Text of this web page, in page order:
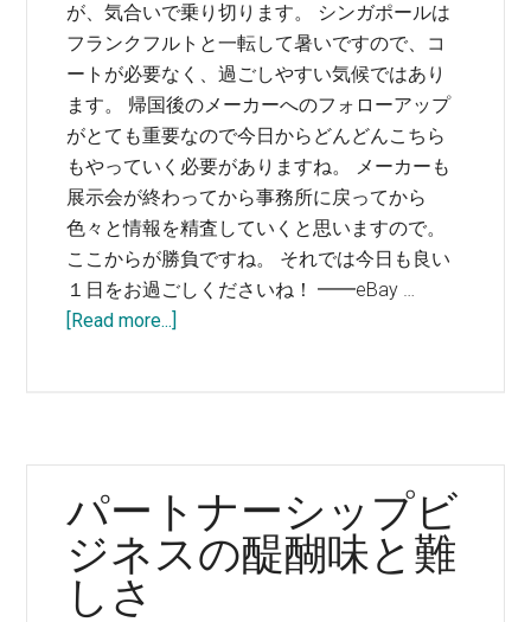
が、気合いで乗り切ります。 シンガポールは
フランクフルトと一転して暑いですので、コ
ートが必要なく、過ごしやすい気候ではあり
ます。 帰国後のメーカーへのフォローアップ
がとても重要なので今日からどんどんこちら
もやっていく必要がありますね。 メーカーも
展示会が終わってから事務所に戻ってから
色々と情報を精査していくと思いますので。
ここからが勝負ですね。 それでは今日も良い
１日をお過ごしくださいね！ ━━eBay …
[Read more...]
あ
り
す
パートナーシップビ
ジネスの醍醐味と難
しさ